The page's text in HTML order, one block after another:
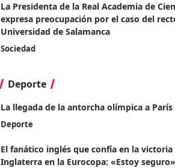
La Presidenta de la Real Academia de
expresa preocupación por el caso del
Universidad de Salamanca
Sociedad
Deporte
La llegada de la antorcha olímpica a París
Deporte
El fanático inglés que confía en la victoria
Inglaterra en la Eurocopa: «Estoy seguro»